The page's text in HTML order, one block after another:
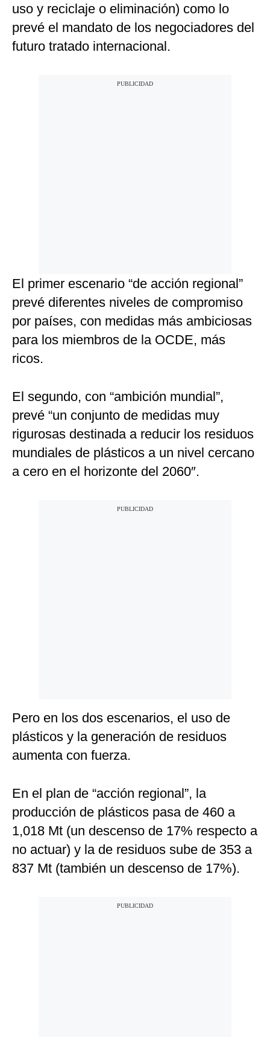
uso y reciclaje o eliminación) como lo
prevé el mandato de los negociadores del
futuro tratado internacional.
El primer escenario “de acción regional”
prevé diferentes niveles de compromiso
por países, con medidas más ambiciosas
para los miembros de la OCDE, más
ricos.
El segundo, con “ambición mundial”,
prevé “un conjunto de medidas muy
rigurosas destinada a reducir los residuos
mundiales de plásticos a un nivel cercano
a cero en el horizonte del 2060″.
Pero en los dos escenarios, el uso de
plásticos y la generación de residuos
aumenta con fuerza.
En el plan de “acción regional”, la
producción de plásticos pasa de 460 a
1,018 Mt (un descenso de 17% respecto a
no actuar) y la de residuos sube de 353 a
837 Mt (también un descenso de 17%).